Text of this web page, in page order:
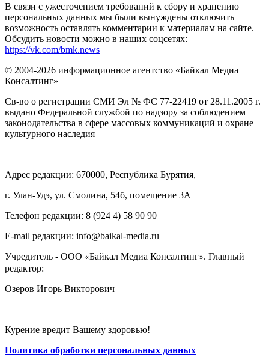
В связи с ужесточением требований к сбору и хранению
персональных данных мы были вынуждены отключить
возможность оставлять комментарии к материалам на сайте.
Обсудить новости можно в наших соцсетях:
https://vk.com/bmk.news
© 2004-2026 информационное агентство «Байкал Медиа
Консалтинг»
Св-во о регистрации СМИ Эл № ФС 77-22419 от 28.11.2005 г.
выдано Федеральной службой по надзору за соблюдением
законодательства в сфере массовых коммуникаций и охране
культурного наследия
Адрес редакции: 670000, Республика Бурятия,
г. Улан-Удэ, ул. Смолина, 54б, помещение 3А
Телефон редакции: ‎‎8 (924 4) 58 90 90
E-mail редакции: info@baikal-media.ru
Учредитель - ООО «Байкал Медиа Консалтинг». Главный
редактор:
Озеров Игорь Викторович
Курение вредит Вашему здоровью!
Политика обработки персональных данных